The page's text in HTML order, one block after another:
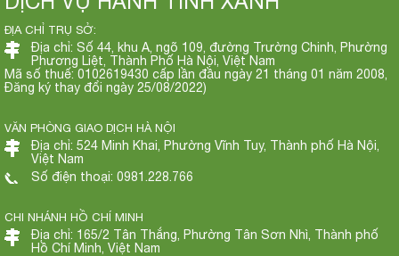
ĐỊA CHỈ TRỤ SỞ:
Địa chỉ: Số 44, khu A, ngõ 109, đường Trường Chinh, Phường
Phương Liệt, Thành Phố Hà Nội, Việt Nam
Mã số thuế: 0102619430 cấp lần đầu ngày 21 tháng 01 năm 2008,
Đăng ký thay đổi ngày 25/08/2022)
VĂN PHÒNG GIAO DỊCH HÀ NỘI
Địa chỉ: 524 Minh Khai, Phường Vĩnh Tuy, Thành phố Hà Nội,
Việt Nam
Số điện thoại: 0981.228.766
CHI NHÁNH HỒ CHÍ MINH
Địa chỉ: 165/2 Tân Thắng, Phường Tân Sơn Nhì, Thành phố
Hồ Chí Minh, Việt Nam